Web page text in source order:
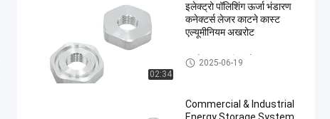
02:34
इलेक्ट्रो पॉलिशिंग ऊर्जा भंडारण
कनेक्टर्स लेजर काटने कास्ट
एल्यूमीनियम अखरोट
ऊर्जा भंडारण कनेक्टर्स
2025-06-19
Commercial & Industrial